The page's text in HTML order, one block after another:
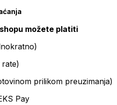
možete platiti
rate)
prilikom preuzimanja)
Pay